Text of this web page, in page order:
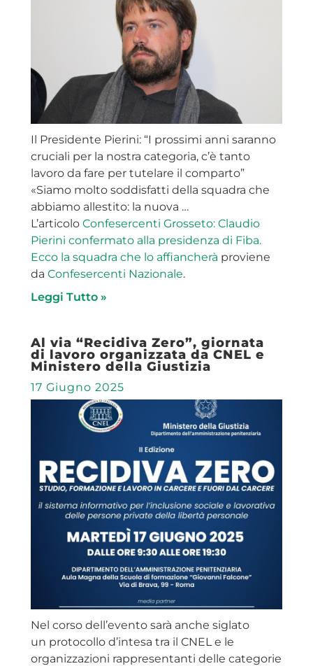
Il Presidente Pierini: “I prossimi anni saranno
cruciali per la nostra categoria, c’è tanto
lavoro da fare per tutelare il comparto”
«Siamo molto soddisfatti della squadra che
abbiamo allestito: la nuova …
L’articoloConfesercenti Grosseto: Claudio
Pierini confermato alla presidenza di Fiba.
Ecco la squadra che lo affiancherà proviene
daConfesercenti Nazionale.
Leggi Tutto »
Al via “Recidiva Zero”, giornata
di lavoro organizzata da CNEL e
Ministero della Giustizia
17 Giugno 2025
Nel corso dell’evento sarà anche siglato
un protocollo d’intesa tra il CNEL e le
organizzazioni rappresentanti delle categorie